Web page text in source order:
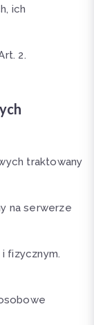
ich
2.
traktowany
na serwerze
fizycznym.